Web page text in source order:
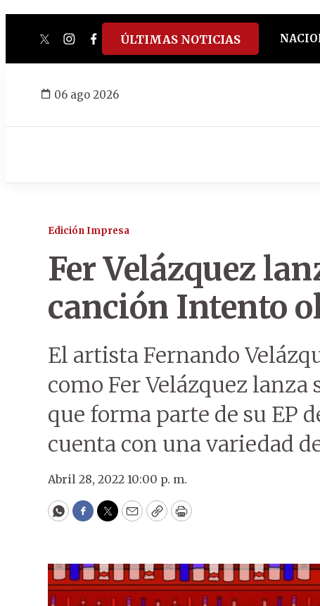
twitterinstagram
facebook
tiktokyoutube
spotify
ÚLTIMAS NOTICIAS
06 ago 2026
Edición Impresa
Fer Velázquez
canción Intento
El artista Fernando
como Fer Velázquez
que forma parte de su EP
cuenta con una variedad
Abril 28, 2022 10:00 p. m.
WhatsApp
Facebook
Twitter
EmailCopyPrint